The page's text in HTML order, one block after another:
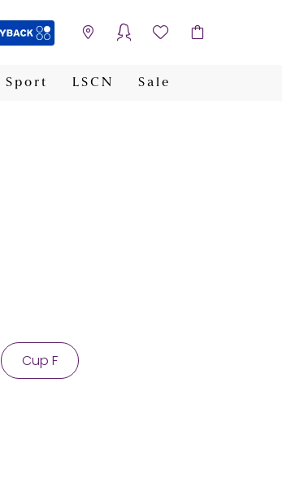
Sport LSCN Sale
Cup F